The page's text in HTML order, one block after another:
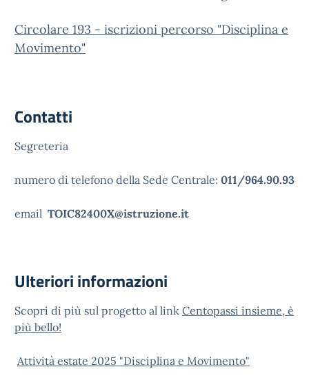
Circolare 193 - iscrizioni percorso "Disciplina e
Movimento"
Contatti
Segreteria
numero di telefono della Sede Centrale: 011/964.90.93
email TOIC82400X@istruzione.it
Ulteriori informazioni
Scopri di più sul progetto al link Centopassi insieme, è
più bello!
Attività estate 2025 "Disciplina e Movimento"